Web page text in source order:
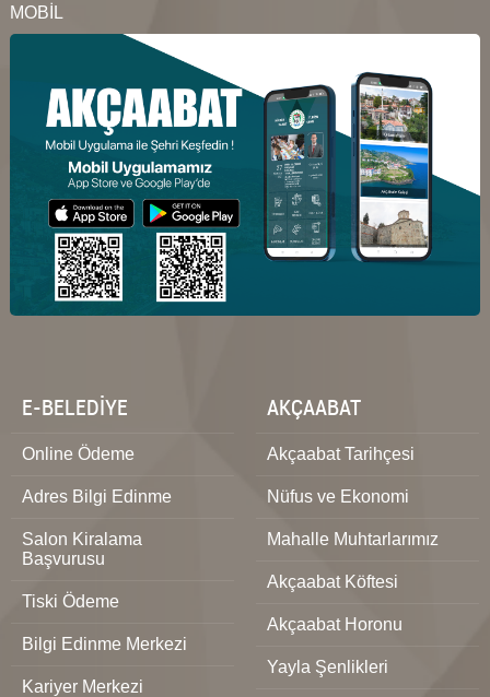
MOBİL
E-BELEDİYE
Online Ödeme
Adres Bilgi Edinme
Salon Kiralama
Başvurusu
Tiski Ödeme
Bilgi Edinme Merkezi
Kariyer Merkezi
AKÇAABAT
Akçaabat Tarihçesi
Nüfus ve Ekonomi
Mahalle Muhtarlarımız
Akçaabat Köftesi
Akçaabat Horonu
Yayla Şenlikleri